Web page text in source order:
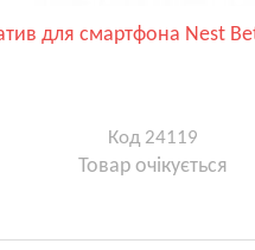
для смартфона Nest
Код 24119
Товар очікується